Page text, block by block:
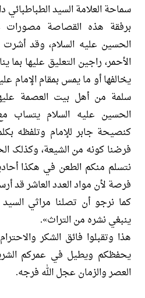
سماحة العلامة السید الطباطبائي
برفقة هذه القصاصة مصورات
الحسین علیه السلام، وقد
الأحمر، راجین التعلیق علیها بما
یخالفها أو ما یمس بمقام الإمام
سلمة من أهل بیت العصمة
الحسین علیه السلام یتساب
کنصیحة جابر للإمام وتلفظه
فرضنا کونه من الشیعة، وکذلک
نتسلم منکم الطعن في هکذا
فرصة لأن مواد العدد العاشر قد
کما نرجو أن تصلنا مراثي
ینبغي نشره من التراث».
هذا وتقبلوا فائق الشکر
یحفظکم ویطیل في عمرکم
العصر والزمان عجل الله فرجه.